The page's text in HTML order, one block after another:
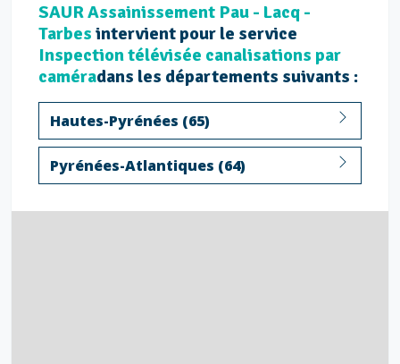
SAUR Assainissement Pau - Lacq -
Tarbes intervient pour le service
Inspection télévisée canalisations par
caméradans les départements suivants :
Hautes-Pyrénées (65)
Pyrénées-Atlantiques (64)